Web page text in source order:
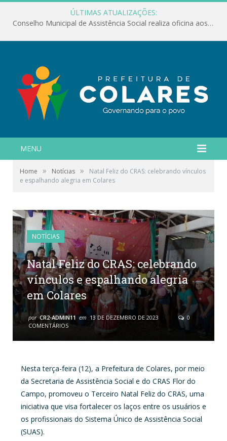
ÚLTIMAS ATUALIZAÇÕES:
Conselho Municipal de Assistência Social realiza oficina aos servidores
MENU
Home » Notícias »
Natal Feliz do CRAS: celebrando vínculos
e espalhando alegria em Colares
NOTÍCIAS
Natal Feliz do CRAS: celebrando
vínculos e espalhando alegria
em Colares
por CR2-ADMIN11 em 13 DE DEZEMBRO DE 2023
0
COMENTÁRIOS
Nesta terça-feira (12), a Prefeitura de Colares, por meio
da Secretaria de Assistência Social e do CRAS Flor do
Campo, promoveu o Terceiro Natal Feliz do CRAS, uma
iniciativa que visa fortalecer os laços entre os usuários e
os profissionais do Sistema Único de Assistência Social
(SUAS).